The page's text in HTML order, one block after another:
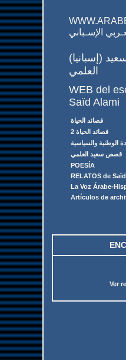
الإسـباني
(إسبانيا) موقع الأديب سعيد
العلمي
WEB del
Saïd Alami
قصائد الحياة
قصائد الحياة 2
الوطنية والسياسية
قصص سعيد العلمي
POESÍA
RELATOS de
La Voz Árabe-
Artículos de
Ver